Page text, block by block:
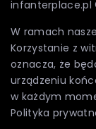
infanterplace.pl
W ramach
Korzystanie z
oznacza, że
urządzeniu
w każdym
Polityka